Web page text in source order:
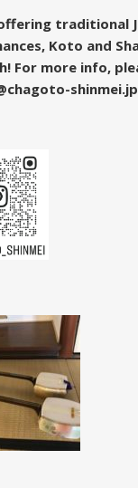
traditional
Koto and
For more info,
shinmei.jp